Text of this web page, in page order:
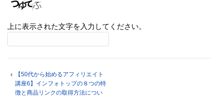
上に表示された文字を入力してください。
【50代から始めるアフィリエイト
講座6】インフォトップの８つの特
徴と商品リンクの取得方法につい